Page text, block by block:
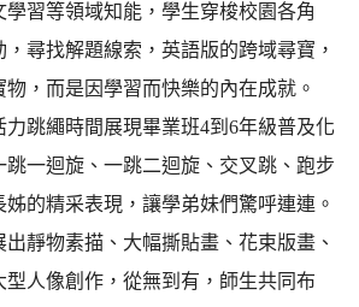
習等領域知能，學生穿梭校園各角
尋找解題線索，英語版的跨域尋寶，
，而是因學習而快樂的內在成就。
跳繩時間展現畢業班4到6年級普及化
跳一迴旋、一跳二迴旋、交叉跳、跑步
的精采表現，讓學弟妹們驚呼連連。
靜物素描、大幅撕貼畫、花束版畫、
型人像創作，從無到有，師生共同布